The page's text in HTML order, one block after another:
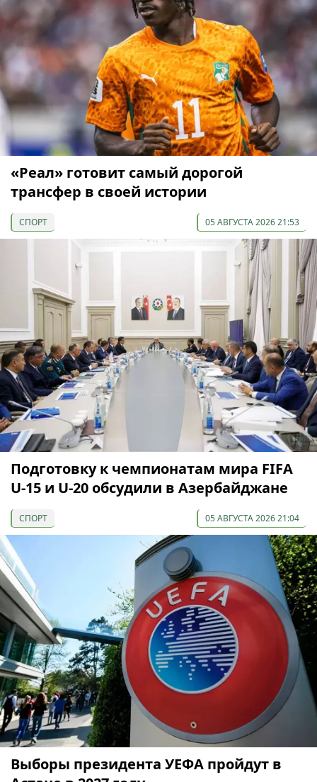
«Реал» готовит самый дорогой
трансфер в своей истории
СПОРТ 05 АВГУСТА 2026 21:53
Подготовку к чемпионатам мира FIFA
U-15 и U-20 обсудили в Азербайджане
СПОРТ 05 АВГУСТА 2026 21:04
Выборы президента УЕФА пройдут в